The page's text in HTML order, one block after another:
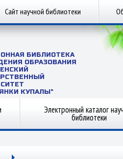
Сайт научной библиотеки
БИБЛИОТЕКА
ОБРАЗОВАНИЯ
КУПАЛЫ"
Электронный каталог
библиотеки